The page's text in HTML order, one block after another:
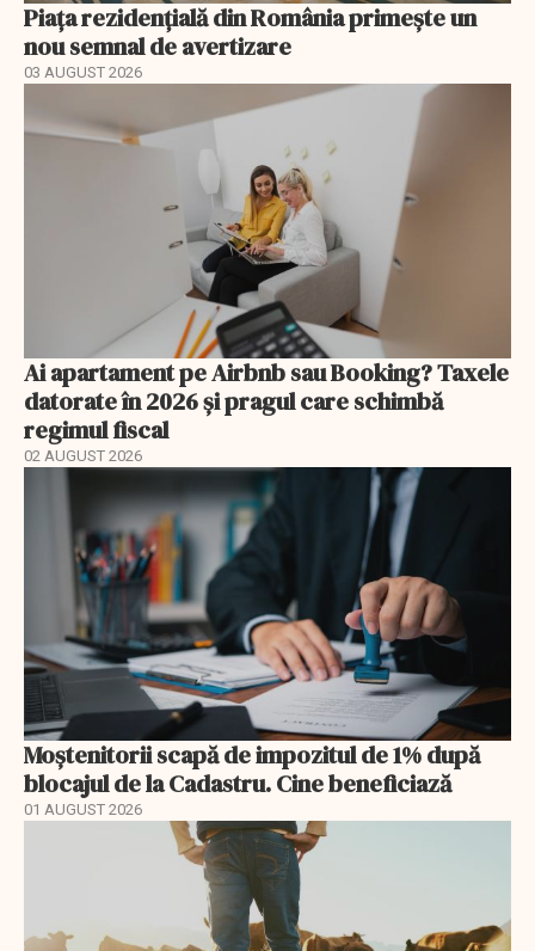
Piața rezidențială din România primește un
nou semnal de avertizare
03 AUGUST 2026
Ai apartament pe Airbnb sau Booking? Taxele
datorate în 2026 și pragul care schimbă
regimul fiscal
02 AUGUST 2026
Moștenitorii scapă de impozitul de 1% după
blocajul de la Cadastru. Cine beneficiază
01 AUGUST 2026